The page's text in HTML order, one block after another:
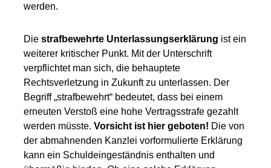
werden.
Die strafbewehrte Unterlassungserklärung ist ein
weiterer kritischer Punkt. Mit der Unterschrift
verpflichtet man sich, die behauptete
Rechtsverletzung in Zukunft zu unterlassen. Der
Begriff „strafbewehrt“ bedeutet, dass bei einem
erneuten Verstoß eine hohe Vertragsstrafe gezahlt
werden müsste. Vorsicht ist hier geboten! Die von
der abmahnenden Kanzlei vorformulierte Erklärung
kann ein Schuldeingeständnis enthalten und